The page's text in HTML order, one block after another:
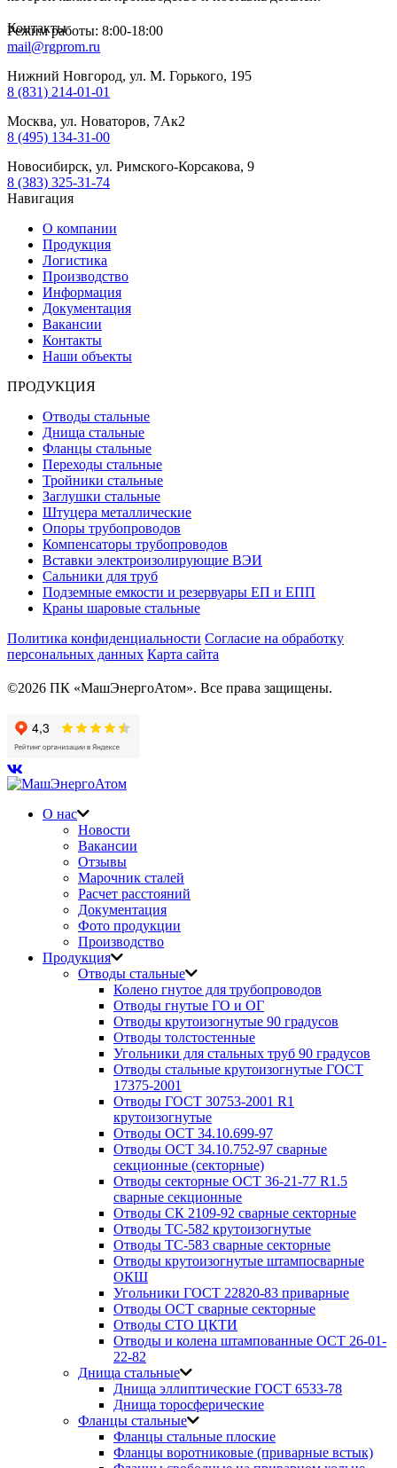
Контакты
Режим работы: 8:00-18:00
mail@rgprom.ru
Нижний Новгород, ул. М. Горького, 195
8 (831) 214-01-01
Москва, ул. Новаторов, 7Ак2
8 (495) 134-31-00
Новосибирск, ул. Римского-Корсакова, 9
8 (383) 325-31-74
Навигация
О компании
Продукция
Логистика
Производство
Информация
Документация
Вакансии
Контакты
Наши объекты
ПРОДУКЦИЯ
Отводы стальные
Днища стальные
Фланцы стальные
Переходы стальные
Тройники стальные
Заглушки стальные
Штуцера металлические
Опоры трубопроводов
Компенсаторы трубопроводов
Вставки электроизолирующие ВЭИ
Сальники для труб
Подземные емкости и резервуары ЕП и ЕПП
Краны шаровые стальные
Политика конфиденциальности Согласие на обработку
персональных данных Карта сайта
©2026 ПК «МашЭнергоАтом». Все права защищены.
О нас
Новости
Вакансии
Отзывы
Марочник сталей
Расчет расстояний
Документация
Фото продукции
Производство
Продукция
Отводы стальные
Колено гнутое для трубопроводов
Отводы гнутые ГО и ОГ
Отводы крутоизогнутые 90 градусов
Отводы толстостенные
Угольники для стальных труб 90 градусов
Отводы стальные крутоизогнутые ГОСТ
17375-2001
Отводы ГОСТ 30753-2001 R1
крутоизогнутые
Отводы ОСТ 34.10.699-97
Отводы ОСТ 34.10.752-97 сварные
секционные (секторные)
Отводы секторные ОСТ 36-21-77 R1.5
сварные секционные
Отводы СК 2109-92 сварные секторные
Отводы ТС-582 крутоизогнутые
Отводы ТС-583 сварные секторные
Отводы крутоизогнутые штампосварные
ОКШ
Угольники ГОСТ 22820-83 приварные
Отводы ОСТ сварные секторные
Отводы СТО ЦКТИ
Отводы и колена штампованные ОСТ 26-01-
22-82
Днища стальные
Днища эллиптические ГОСТ 6533-78
Днища торосферические
Фланцы стальные
Фланцы стальные плоские
Фланцы воротниковые (приварные встык)